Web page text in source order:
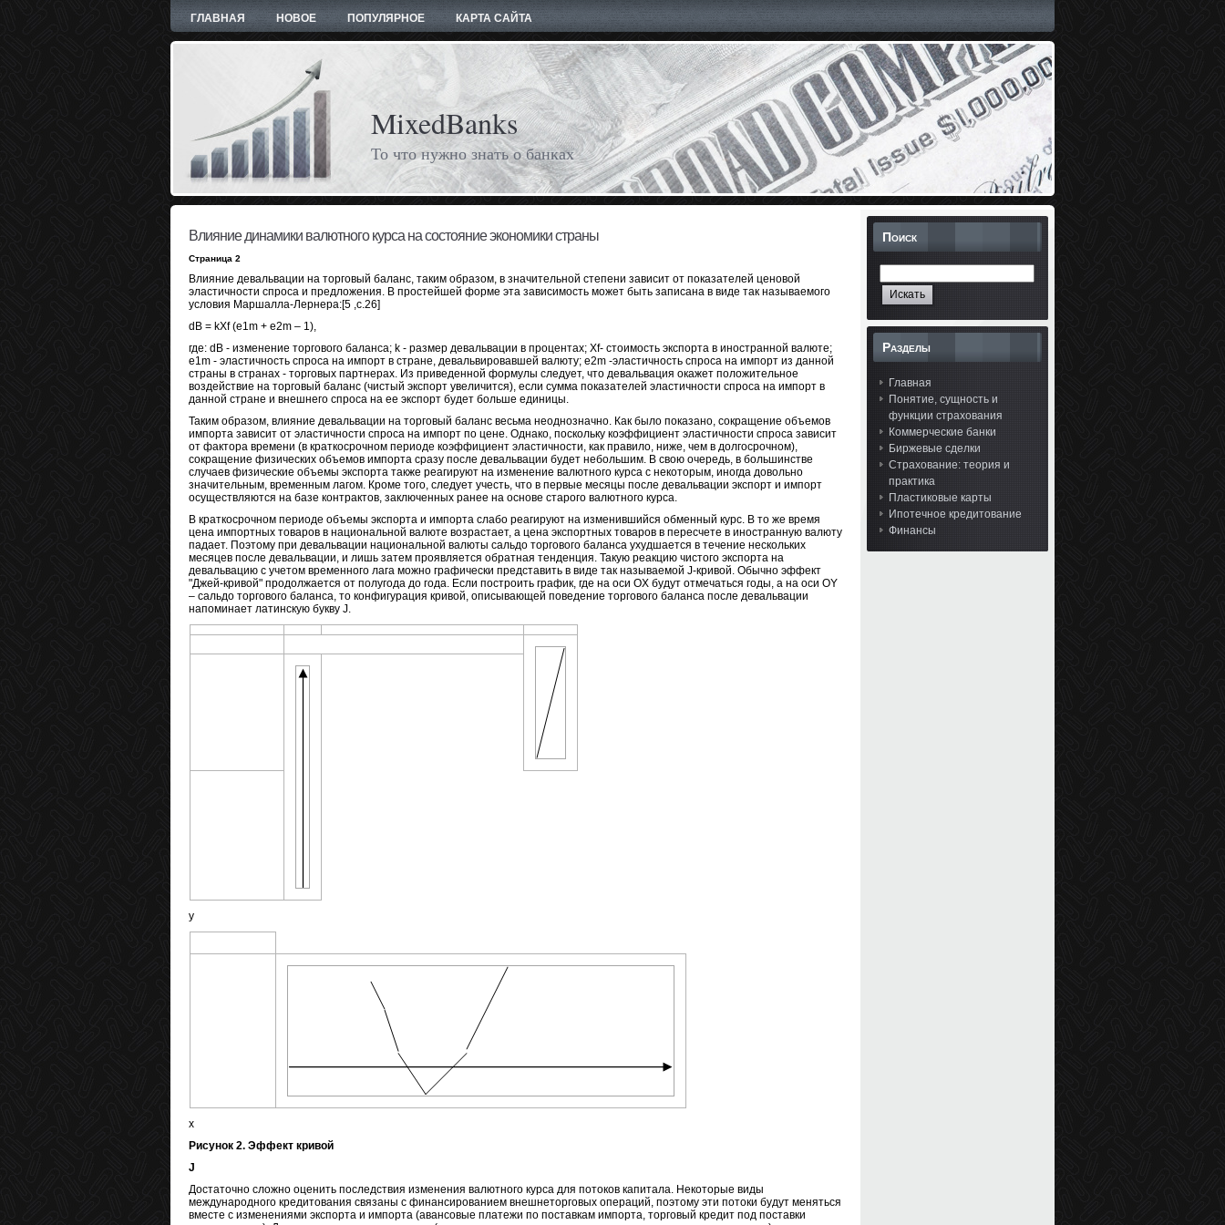
ГЛАВНАЯ НОВОЕ ПОПУЛЯРНОЕ КАРТА САЙТА
MixedBanks
То что нужно знать о банках
Влияние динамики валютного курса на состояние экономики страны
Страница 2
Влияние девальвации на торговый баланс, таким образом, в значительной степени зависит от показателей ценовой
эластичности спроса и предложения. В простейшей форме эта зависимость может быть записана в виде так называемого
условия Маршалла-Лернера:[5 ,с.26]
dB = kXf (e1m + e2m – 1),
где: dB - изменение торгового баланса; k - размер девальвации в процентах; Xf- стоимость экспорта в иностранной валюте;
е1m - эластичность спроса на импорт в стране, девальвировавшей валюту; е2m -эластичность спроса на импорт из данной
страны в странах - торговых партнерах. Из приведенной формулы следует, что девальвация окажет положительное
воздействие на торговый баланс (чистый экспорт увеличится), если сумма показателей эластичности спроса на импорт в
данной стране и внешнего спроса на ее экспорт будет больше единицы.
Таким образом, влияние девальвации на торговый баланс весьма неоднозначно. Как было показано, сокращение объемов
импорта зависит от эластичности спроса на импорт по цене. Однако, поскольку коэффициент эластичности спроса зависит
от фактора времени (в краткосрочном периоде коэффициент эластичности, как правило, ниже, чем в долгосрочном),
сокращение физических объемов импорта сразу после девальвации будет небольшим. В свою очередь, в большинстве
случаев физические объемы экспорта также реагируют на изменение валютного курса с некоторым, иногда довольно
значительным, временным лагом. Кроме того, следует учесть, что в первые месяцы после девальвации экспорт и импорт
осуществляются на базе контрактов, заключенных ранее на основе старого валютного курса.
В краткосрочном периоде объемы экспорта и импорта слабо реагируют на изменившийся обменный курс. В то же время
цена импортных товаров в национальной валюте возрастает, а цена экспортных товаров в пересчете в иностранную валюту
падает. Поэтому при девальвации национальной валюты сальдо торгового баланса ухудшается в течение нескольких
месяцев после девальвации, и лишь затем проявляется обратная тенденция. Такую реакцию чистого экспорта на
девальвацию с учетом временного лага можно графически представить в виде так называемой J-кривой. Обычно эффект
"Джей-кривой" продолжается от полугода до года. Если построить график, где на оси OX будут отмечаться годы, а на оси OY
– сальдо торгового баланса, то конфигурация кривой, описывающей поведение торгового баланса после девальвации
напоминает латинскую букву J.
у
x
Рисунок 2. Эффект кривой
J
Достаточно сложно оценить последствия изменения валютного курса для потоков капитала. Некоторые виды
международного кредитования связаны с финансированием внешнеторговых операций, поэтому эти потоки будут меняться
вместе с изменениями экспорта и импорта (авансовые платежи по поставкам импорта, торговый кредит под поставки
Поиск
Разделы
Главная
Понятие, сущность и
функции страхования
Коммерческие банки
Биржевые сделки
Страхование: теория и
практика
Пластиковые карты
Ипотечное кредитование
Финансы